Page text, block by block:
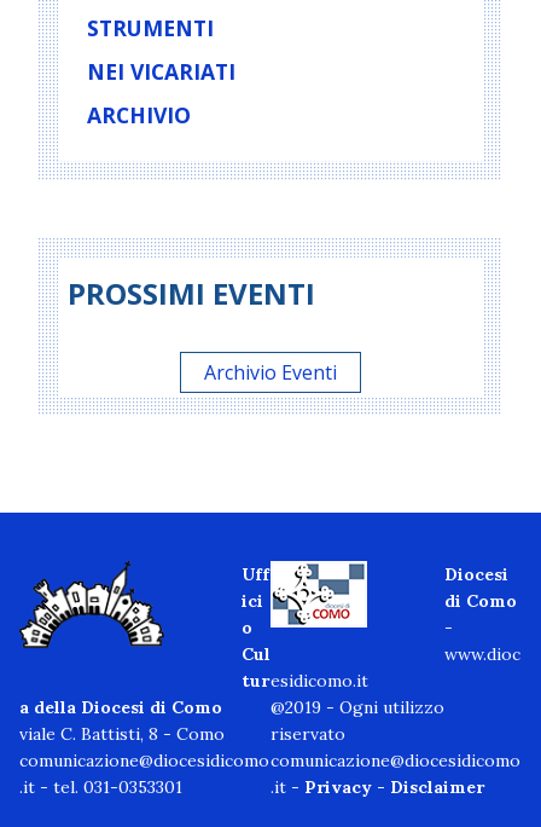
STRUMENTI
NEI VICARIATI
ARCHIVIO
PROSSIMI EVENTI
Archivio Eventi
Uff
ici
o
Cul
tur
a della Diocesi di Como
viale C. Battisti, 8 - Como
comunicazione@diocesidicomo
.it - tel. 031-0353301
Diocesi
di Como
-
www.dioc
esidicomo.it
@2019 - Ogni utilizzo
riservato
comunicazione@diocesidicomo
.it - Privacy - Disclaimer